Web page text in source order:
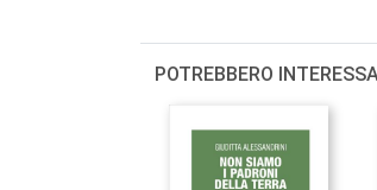
POTREBBERO